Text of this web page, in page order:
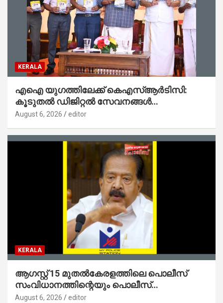
KERALA
എഐ യുഗത്തിലേക്ക് കെഎസ്ആർടിസി:
കൂടുതൽ ഡിജിറ്റൽ സേവനങ്ങൾ
ജനങ്ങളിലേക്കെത്തിക്കും – മന്ത്രി സി പി
August 6, 2026 editor
KERALA
ആഗസ്റ്റ് 15 മുതല്‍കേരളത്തിലെ പൊലീസ്
സംവിധാനത്തിന്റെയും പൊലീസ്
സ്റ്റേഷനുകളുടെയും മുഖഛായ മാറുകയാണ് :
August 6, 2026 editor